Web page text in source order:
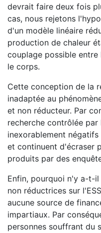
devrait faire deux fois
cas, nous rejetons
d'un modèle linéaire
production de chaleur
couplage possible
le corps.
Cette conception de la
inadaptée au
et non réducteur. Par
recherche contrôlée
inexorablement
et continuent d'écraser
produits par des
Enfin, pourquoi n'y a-t-
non réductrices sur
aucune source de
impartiaux. Par
personnes souffrant du